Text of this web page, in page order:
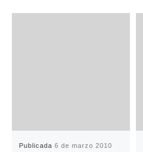
Publicada6 de marzo 2010